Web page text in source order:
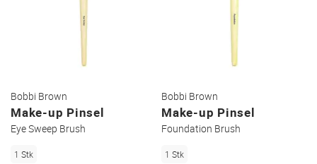
Bobbi Brown
Make-up Pinsel
Eye Sweep Brush
1 Stk
Bobbi Brown
Make-up Pinsel
Foundation Brush
1 Stk